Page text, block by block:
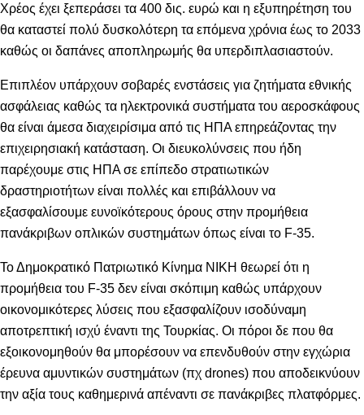
Χρέος έχει ξεπεράσει τα 400 δις. ευρώ και η εξυπηρέτηση του
θα καταστεί πολύ δυσκολότερη τα επόμενα χρόνια έως το 2033
καθώς οι δαπάνες αποπληρωμής θα υπερδιπλασιαστούν.
Επιπλέον υπάρχουν σοβαρές ενστάσεις για ζητήματα εθνικής
ασφάλειας καθώς τα ηλεκτρονικά συστήματα του αεροσκάφους
θα είναι άμεσα διαχειρίσιμα από τις ΗΠΑ επηρεάζοντας την
επιχειρησιακή κατάσταση. Οι διευκολύνσεις που ήδη
παρέχουμε στις ΗΠΑ σε επίπεδο στρατιωτικών
δραστηριοτήτων είναι πολλές και επιβάλλουν να
εξασφαλίσουμε ευνοϊκότερους όρους στην προμήθεια
πανάκριβων οπλικών συστημάτων όπως είναι το F-35.
Το Δημοκρατικό Πατριωτικό Κίνημα ΝΙΚΗ θεωρεί ότι η
προμήθεια του F-35 δεν είναι σκόπιμη καθώς υπάρχουν
οικονομικότερες λύσεις που εξασφαλίζουν ισοδύναμη
αποτρεπτική ισχύ έναντι της Τουρκίας. Οι πόροι δε που θα
εξοικονομηθούν θα μπορέσουν να επενδυθούν στην εγχώρια
έρευνα αμυντικών συστημάτων (πχ drones) που αποδεικνύουν
την αξία τους καθημερινά απέναντι σε πανάκριβες πλατφόρμες.